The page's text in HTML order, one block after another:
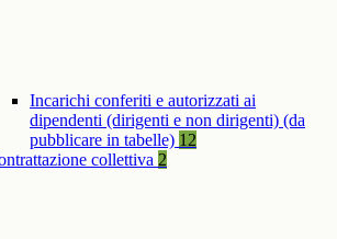
Incarichi conferiti e autorizzati ai
dipendenti (dirigenti e non dirigenti) (da
pubblicare in tabelle) 12
collettiva 2